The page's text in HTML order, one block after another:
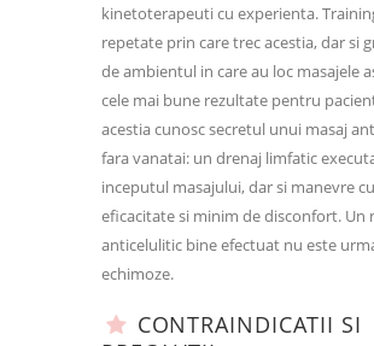
kinetoterapeuti cu experienta.
repetate prin care trec acestia, dar si
de ambientul in care au loc masajele
cele mai bune rezultate pentru
acestia cunosc secretul unui masaj
fara vanatai: un drenaj limfatic
inceputul masajului, dar si manevre
eficacitate si minim de disconfort. Un
anticelulitic bine efectuat nu este
echimoze.
CONTRAINDICATII SI